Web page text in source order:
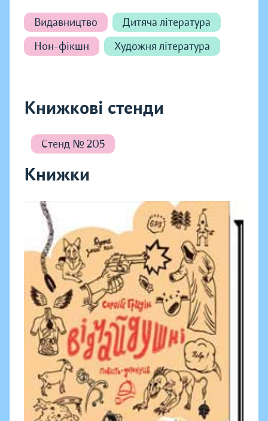
Видавництво
Дитяча література
Нон-фікшн
Художня література
Книжкові стенди
Стенд № 205
Книжки